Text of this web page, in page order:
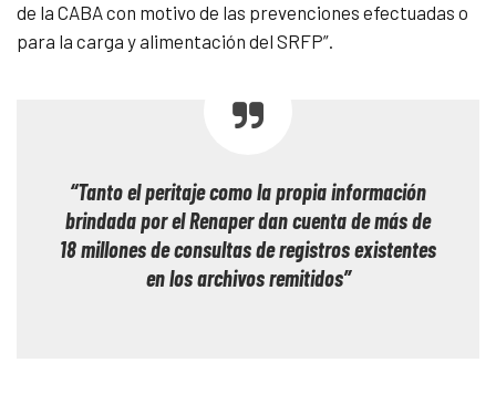
de la CABA con motivo de las prevenciones efectuadas o
para la carga y alimentación del SRFP”.
“Tanto el peritaje como la propia información
brindada por el Renaper dan cuenta de más de
18 millones de consultas de registros existentes
en los archivos remitidos”